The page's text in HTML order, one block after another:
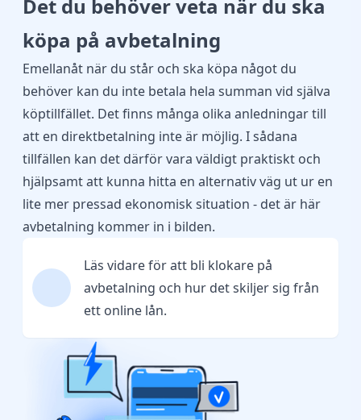
Det du behöver veta när du ska
köpa på avbetalning
Emellanåt när du står och ska köpa något du
behöver kan du inte betala hela summan vid själva
köptillfället. Det finns många olika anledningar till
att en direktbetalning inte är möjlig. I sådana
tillfällen kan det därför vara väldigt praktiskt och
hjälpsamt att kunna hitta en alternativ väg ut ur en
lite mer pressad ekonomisk situation - det är här
avbetalning kommer in i bilden.
Läs vidare för att bli klokare på
avbetalning och hur det skiljer sig från
ett online lån.